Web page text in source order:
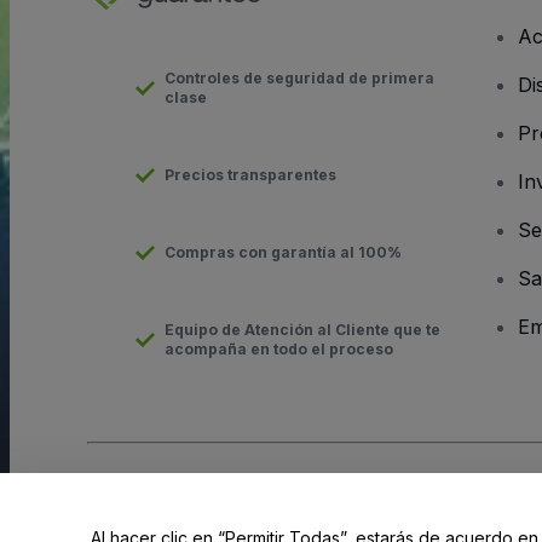
Controles de seguridad de primera
clase
Precios transparentes
Compras con garantía al 100%
Equipo de Atención al Cliente que te
acompaña en todo el proceso
Al hacer clic en “Permitir Todas”, estarás de acuerdo